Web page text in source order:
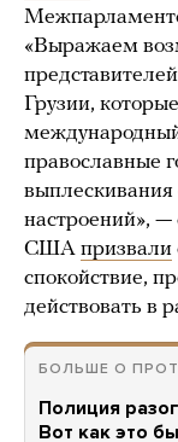
«Выражаем
Грузии,
православные
выплескивания
настроений»,
США призвали
спокойствие,
действовать в
БОЛЬШЕ О
Полиция
Вот как это